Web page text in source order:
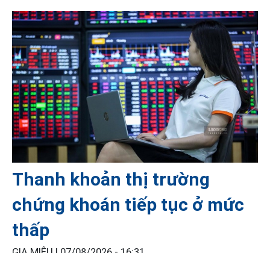
Thanh khoản thị trường
chứng khoán tiếp tục ở mức
thấp